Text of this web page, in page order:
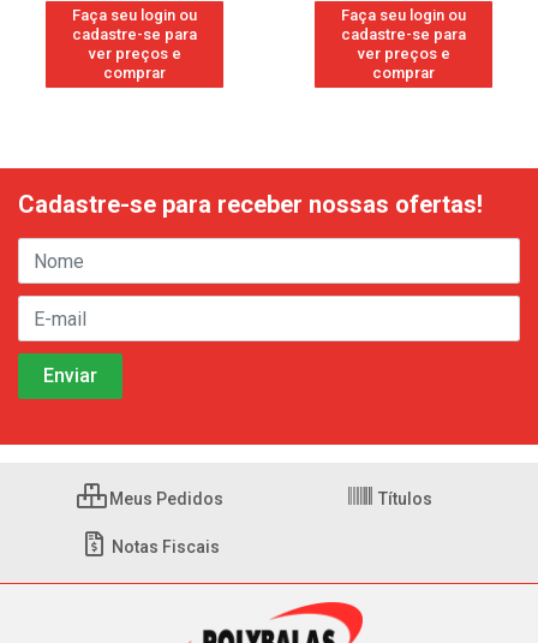
Faça seu login ou
cadastre-se para
ver preços e
comprar
Faça seu login ou
cadastre-se para
ver preços e
comprar
Cadastre-se para receber nossas ofertas!
Meus Pedidos Títulos
Notas Fiscais